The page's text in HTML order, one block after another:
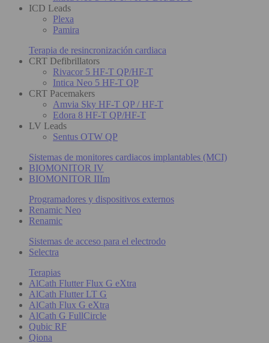
ICD Leads
Plexa
Pamira
Terapia de resincronización cardiaca
CRT Defibrillators
Rivacor 5 HF-T QP/HF-T
Intica Neo 5 HF-T QP
CRT Pacemakers
Amvia Sky HF-T QP / HF-T
Edora 8 HF-T QP/HF-T
LV Leads
Sentus OTW QP
Sistemas de monitores cardiacos implantables (MCI)
BIOMONITOR IV
BIOMONITOR IIIm
Programadores y dispositivos externos
Renamic Neo
Renamic
Sistemas de acceso para el electrodo
Selectra
Terapias
AlCath Flutter Flux G eXtra
AlCath Flutter LT G
AlCath Flux G eXtra
AlCath G FullCircle
Qubic RF
Qiona